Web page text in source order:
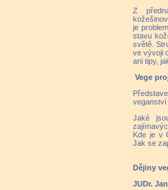
Z
je
stavu
světě.
ve vývoji
ani tipy,
Vege
veganství
Jaké
Kde je v
Jak se
Dějiny
JUDr.